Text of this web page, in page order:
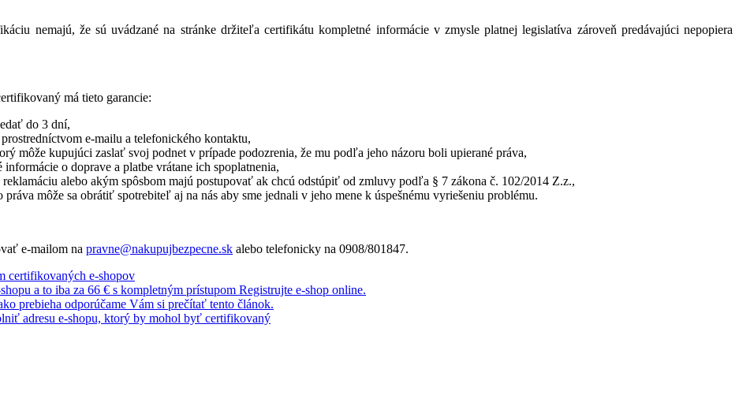
nemajú, že sú uvádzané na stránke držiteľa certifikátu kompletné informácie v zmysle platnej legislatíva zároveň predávajúci nepopiera
má tieto garancie:
do 3 dní,
e-mailu a telefonického kontaktu,
môže kupujúci zaslať svoj podnet v prípade podozrenia, že mu podľa jeho názoru boli upierané práva,
o doprave a platbe vrátane ich spoplatnenia,
alebo akým spôsbom majú postupovať ak chcú odstúpiť od zmluvy podľa § 7 zákona č. 102/2014 Z.z.,
môže sa obrátiť spotrebiteľ aj na nás aby sme jednali v jeho mene k úspešnému vyriešeniu problému.
e-mailom na pravne@nakupujbezpecne.sk alebo telefonicky na 0908/801847.
certifikovaných e-shopov
a to iba za 66 € s kompletným prístupom Registrujte e-shop online.
prebieha odporúčame Vám si prečítať tento článok.
adresu e-shopu, ktorý by mohol byť certifikovaný